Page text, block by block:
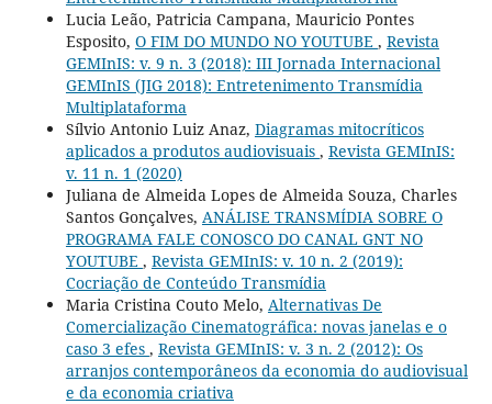
Lucia Leão, Patricia Campana, Mauricio Pontes
Esposito, O FIM DO MUNDO NO YOUTUBE , Revista
GEMInIS: v. 9 n. 3 (2018): III Jornada Internacional
GEMInIS (JIG 2018): Entretenimento Transmídia
Multiplataforma
Sílvio Antonio Luiz Anaz, Diagramas mitocríticos
aplicados a produtos audiovisuais , Revista GEMInIS:
v. 11 n. 1 (2020)
Juliana de Almeida Lopes de Almeida Souza, Charles
Santos Gonçalves, ANÁLISE TRANSMÍDIA SOBRE O
PROGRAMA FALE CONOSCO DO CANAL GNT NO
YOUTUBE , Revista GEMInIS: v. 10 n. 2 (2019):
Cocriação de Conteúdo Transmídia
Maria Cristina Couto Melo, Alternativas De
Comercialização Cinematográfica: novas janelas e o
caso 3 efes , Revista GEMInIS: v. 3 n. 2 (2012): Os
arranjos contemporâneos da economia do audiovisual
e da economia criativa